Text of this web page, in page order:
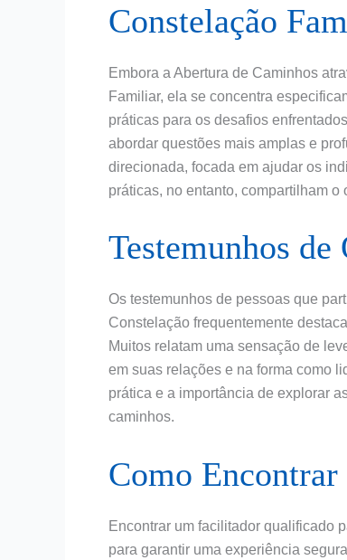
Constelação
Embora a Abertura de Caminhos
Familiar, ela se concentra
práticas para os desafios
abordar questões mais amplas e
direcionada, focada em ajudar os
práticas, no entanto, compartilham
Testemunhos
Os testemunhos de pessoas que
Constelação frequentemente
Muitos relatam uma sensação de
em suas relações e na forma como
prática e a importância de explorar
caminhos.
Como
Encontrar um facilitador qualificado
para garantir uma experiência